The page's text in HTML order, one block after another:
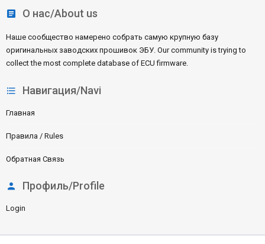
О нас/About us
Наше сообщество намерено собрать самую крупную базу
оригинальных заводских прошивок ЭБУ. Our community is trying to
collect the most complete database of ECU firmware.
Навигация/Navi
Главная
Правила / Rules
Обратная Связь
Профиль/Profile
Login